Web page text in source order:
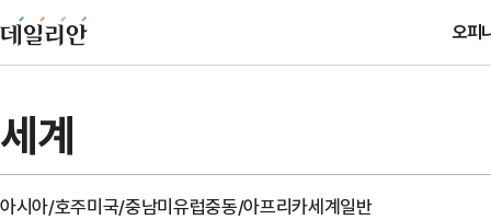
오피
세계
아시아/호주미국/중남미유럽중동/아프리카세계일반